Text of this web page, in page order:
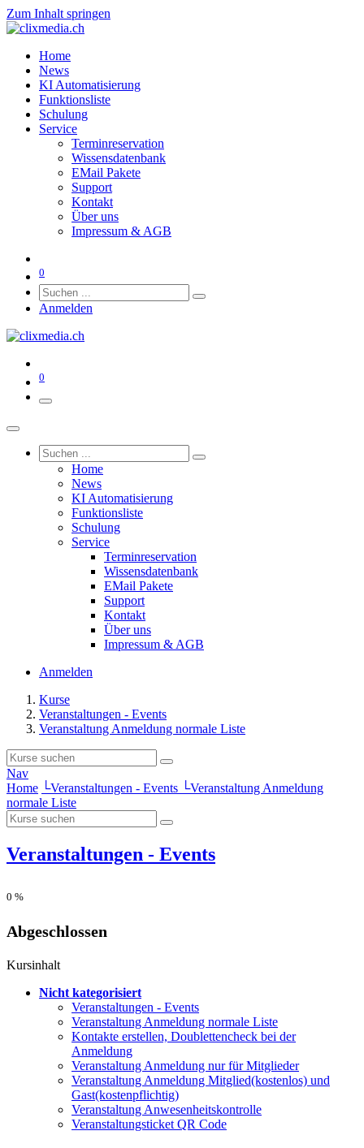
Zum Inhalt springen
Home
News
KI Automatisierung
Funktionsliste
Schulung
Service
Terminreservation
Wissensdatenbank
EMail Pakete
Support
Kontakt
Über uns
Impressum & AGB
0
Anmelden
0
Home
News
KI Automatisierung
Funktionsliste
Schulung
Service
Terminreservation
Wissensdatenbank
EMail Pakete
Support
Kontakt
Über uns
Impressum & AGB
Anmelden
Kurse
Veranstaltungen - Events
Veranstaltung Anmeldung normale Liste
Nav
Home └Veranstaltungen - Events └Veranstaltung Anmeldung
normale Liste
Veranstaltungen - Events
0 %
Abgeschlossen
Kursinhalt
Nicht kategorisiert
Veranstaltungen - Events
Veranstaltung Anmeldung normale Liste
Kontakte erstellen, Doublettencheck bei der
Anmeldung
Veranstaltung Anmeldung nur für Mitglieder
Veranstaltung Anmeldung Mitglied(kostenlos) und
Gast(kostenpflichtig)
Veranstaltung Anwesenheitskontrolle
Veranstaltungsticket QR Code